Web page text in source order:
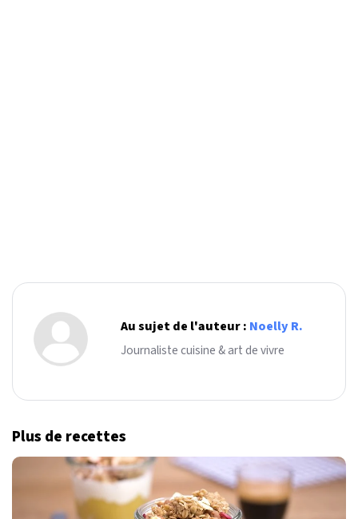
Au sujet de l'auteur : Noelly R.
Journaliste cuisine & art de vivre
Plus de recettes